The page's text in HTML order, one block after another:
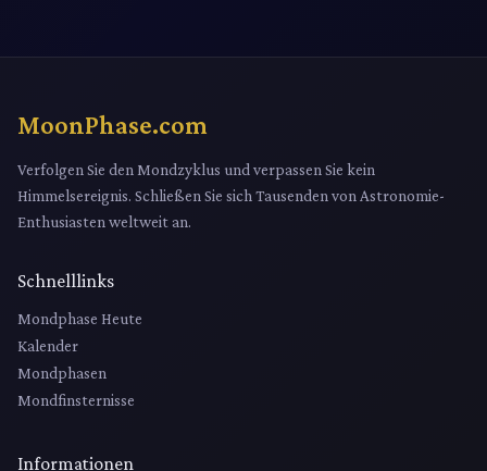
MoonPhase.com
Verfolgen Sie den Mondzyklus und verpassen Sie kein
Himmelsereignis. Schließen Sie sich Tausenden von Astronomie-
Enthusiasten weltweit an.
Schnelllinks
Mondphase Heute
Kalender
Mondphasen
Mondfinsternisse
Informationen